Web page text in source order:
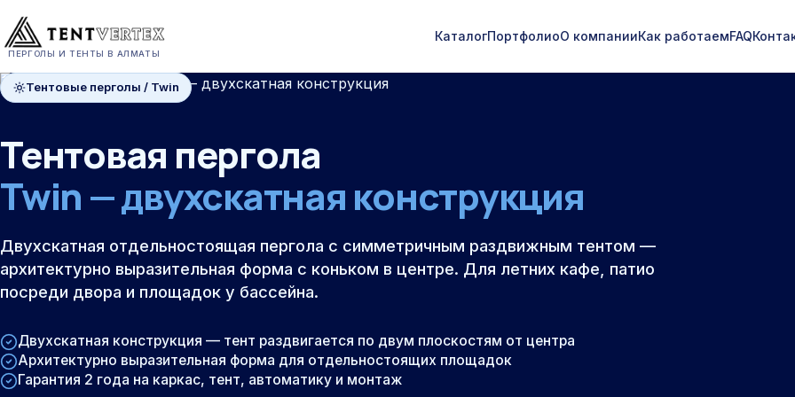
ПЕРГОЛЫ И ТЕНТЫ В АЛМАТЫ
КаталогПортфолиоО компанииКак работаемFAQ
Тентовые перголы / Twin
Тентовая пергола
Twin — двухскатная конструкция
Двухскатная отдельностоящая пергола с симметричным раздвижным тентом —
архитектурно выразительная форма с коньком в центре. Для летних кафе, патио
посреди двора и площадок у бассейна.
Двухскатная конструкция — тент раздвигается по двум плоскостям от центра
Архитектурно выразительная форма для отдельностоящих площадок
Гарантия 2 года на каркас, тент, автоматику и монтаж